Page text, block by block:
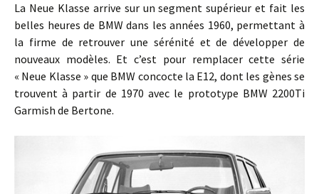
La Neue Klasse arrive sur un segment supérieur et fait les
belles heures de BMW dans les années 1960, permettant à
la firme de retrouver une sérénité et de développer de
nouveaux modèles. Et c’est pour remplacer cette série
« Neue Klasse » que BMW concocte la E12, dont les gènes se
trouvent à partir de 1970 avec le prototype BMW 2200Ti
Garmish de Bertone.